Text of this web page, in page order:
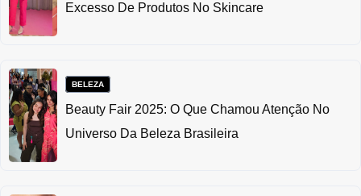
Excesso De Produtos No Skincare
BELEZA
Beauty Fair 2025: O Que Chamou Atenção No
Universo Da Beleza Brasileira